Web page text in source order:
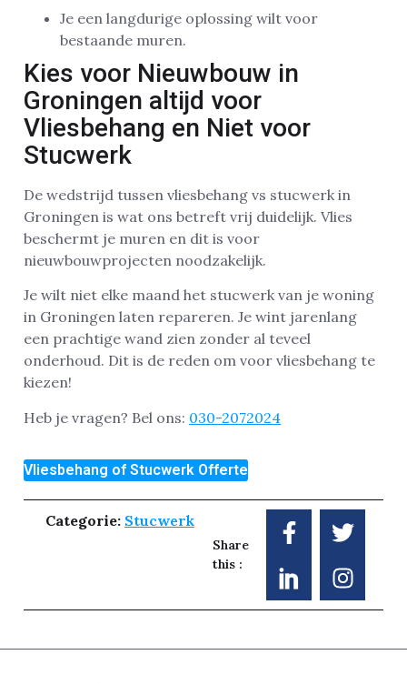
Je een langdurige oplossing wilt voor
bestaande muren.
Kies voor Nieuwbouw in
Groningen altijd voor
Vliesbehang en Niet voor
Stucwerk
De wedstrijd tussen vliesbehang vs stucwerk in
Groningen is wat ons betreft vrij duidelijk. Vlies
beschermt je muren en dit is voor
nieuwbouwprojecten noodzakelijk.
Je wilt niet elke maand het stucwerk van je woning
in Groningen laten repareren. Je wint jarenlang
een prachtige wand zien zonder al teveel
onderhoud. Dit is de reden om voor vliesbehang te
kiezen!
Heb je vragen? Bel ons: 030-2072024
Vliesbehang of Stucwerk Offerte
Categorie: Stucwerk
Share
this :